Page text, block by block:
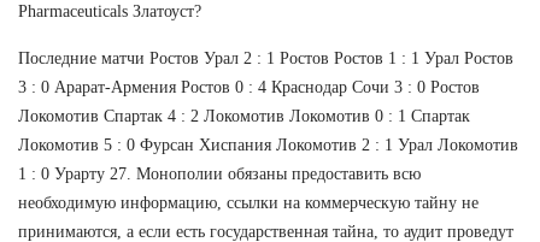
Pharmaceuticals Златоуст?
Последние матчи Ростов Урал 2 : 1 Ростов Ростов 1 : 1 Урал Ростов
3 : 0 Арарат-Армения Ростов 0 : 4 Краснодар Сочи 3 : 0 Ростов
Локомотив Спартак 4 : 2 Локомотив Локомотив 0 : 1 Спартак
Локомотив 5 : 0 Фурсан Хиспания Локомотив 2 : 1 Урал Локомотив
1 : 0 Урарту 27. Монополии обязаны предоставить всю
необходимую информацию, ссылки на коммерческую тайну не
принимаются, а если есть государственная тайна, то аудит проведут